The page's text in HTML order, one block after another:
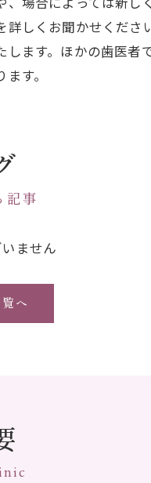
詳しくお聞かせくだ
します。ほかの歯医
す。
記事
ません
へ